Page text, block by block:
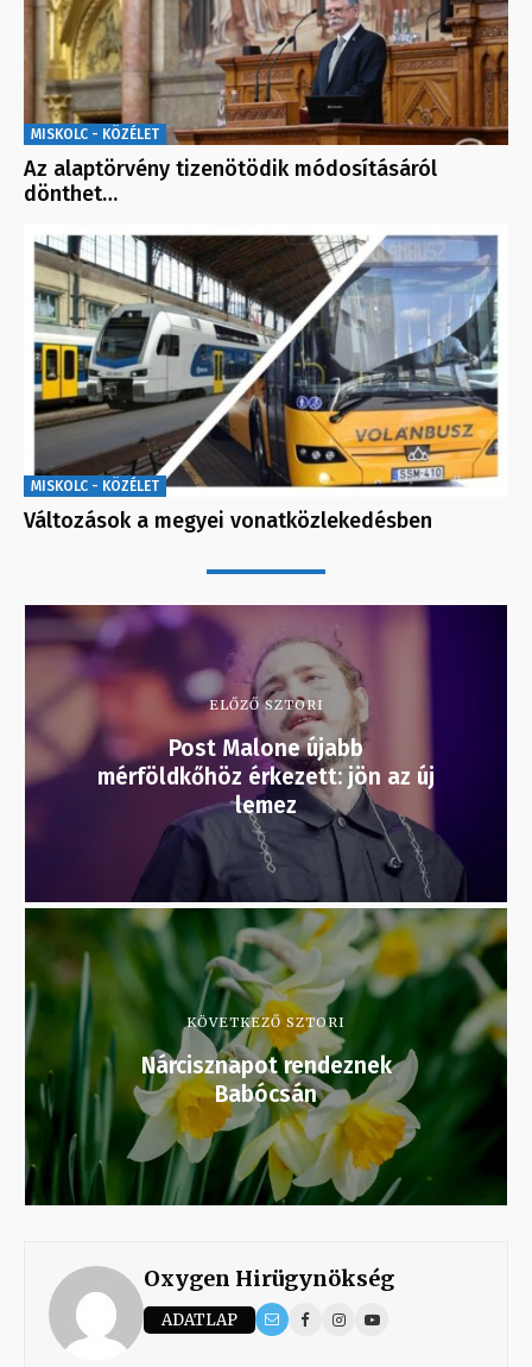
MISKOLC - KÖZÉLET
Az alaptörvény tizenötödik módosításáról
dönthet…
MISKOLC - KÖZÉLET
Változások a megyei vonatközlekedésben
ELŐZŐ SZTORI
Post Malone újabb
mérföldkőhöz érkezett: jön az új
lemez
KÖVETKEZŐ SZTORI
Nárcisznapot rendeznek
Babócsán
Oxygen Hirügynökség
ADATLAP